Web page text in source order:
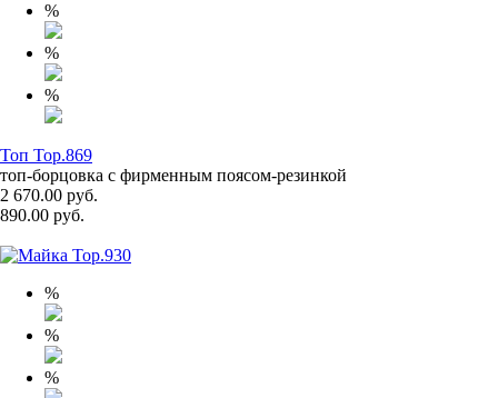
%
%
%
Топ Top.869
топ-борцовка с фирменным поясом-резинкой
2 670.00 руб.
890.00 руб.
%
%
%